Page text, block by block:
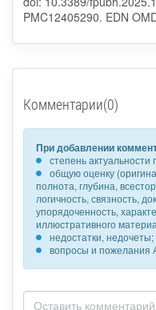
PMC12405290. EDN
Комментарии(0)
При добавлении
степень
общую оценку
полнота, глубина,
логичность, связность,
упорядоченность,
иллюстративного
недостатки, недочеты;
вопросы и пожелания